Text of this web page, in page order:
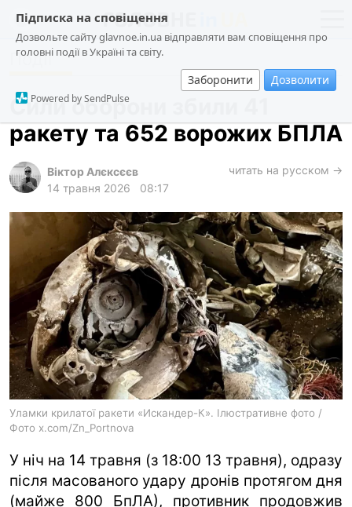
Підписка на сповіщення
Дозвольте сайту glavnoe.in.ua відправляти вам сповіщення про
головні події в Україні та світу.
Заборонити Дозволити
Powered by SendPulse
новини
про проєкт
суспільство
події
кримінал
спорт
лонгріди
харків
архів
gambling
ua ru en
Події
Сили оборони збили 41
ракету та 652 ворожих БПЛА
Віктор Алєксєєв
14 травня 2026
08:17
читать на русском →
Уламки крилатої ракети «Искандер-К». Ілюстративне фото /
Фото x.com/Zn_Portnova
У ніч на 14 травня (з 18:00 13 травня), одразу
після масованого удару дронів протягом дня
(майже 800 БпЛА), противник продовжив